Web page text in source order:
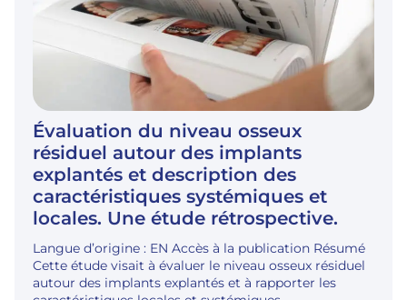
Évaluation du niveau osseux
résiduel autour des implants
explantés et description des
caractéristiques systémiques et
locales. Une étude rétrospective.
Langue d’origine : EN Accès à la publication Résumé
Cette étude visait à évaluer le niveau osseux résiduel
autour des implants explantés et à rapporter les